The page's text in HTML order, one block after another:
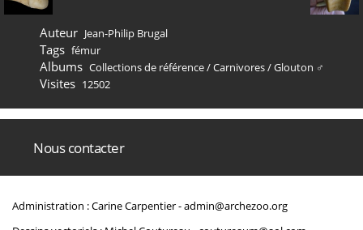
Auteur Jean-Philip Brugal
Tags fémur
Albums Collections de référence/Carnivores/Glouton ♂
Visites 12502
Nous contacter
Administration : Carine Carpentier -admin@archezoo.org